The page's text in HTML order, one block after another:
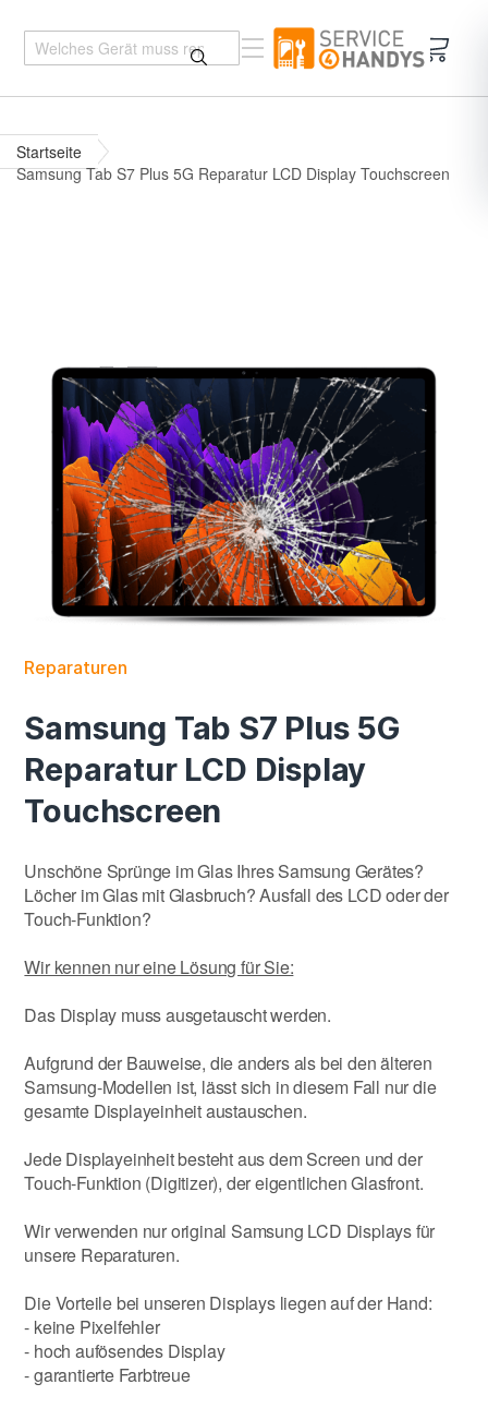
Startseite
Samsung Tab S7 Plus 5G Reparatur LCD Display Touchscreen
Reparaturen
Samsung Tab S7 Plus 5G
Reparatur LCD Display
Touchscreen
Unschöne Sprünge im Glas Ihres Samsung Gerätes?
Löcher im Glas mit Glasbruch? Ausfall des LCD oder der
Touch-Funktion?
Wir kennen nur eine Lösung für Sie:
Das Display muss ausgetauscht werden.
Aufgrund der Bauweise, die anders als bei den älteren
Samsung-Modellen ist, lässt sich in diesem Fall nur die
gesamte Displayeinheit austauschen.
Jede Displayeinheit besteht aus dem Screen und der
Touch-Funktion (Digitizer), der eigentlichen Glasfront.
Wir verwenden nur original Samsung LCD Displays für
unsere Reparaturen.
Die Vorteile bei unseren Displays liegen auf der Hand:
- keine Pixelfehler
- hoch aufösendes Display
- garantierte Farbtreue